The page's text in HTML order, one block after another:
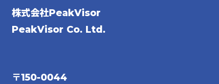
株式会社PeakVisor
PeakVisor Co. Ltd.
〒150-0044